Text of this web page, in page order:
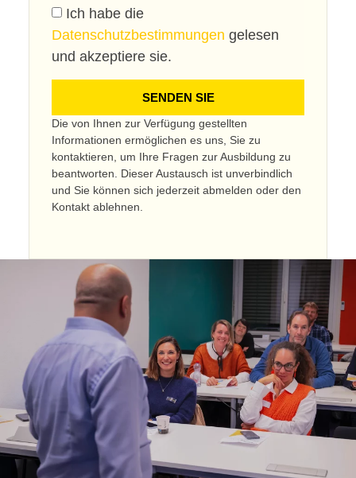
Ich habe die
Datenschutzbestimmungen gelesen
und akzeptiere sie.
SENDEN SIE
Die von Ihnen zur Verfügung gestellten
Informationen ermöglichen es uns, Sie zu
kontaktieren, um Ihre Fragen zur Ausbildung zu
beantworten. Dieser Austausch ist unverbindlich
und Sie können sich jederzeit abmelden oder den
Kontakt ablehnen.